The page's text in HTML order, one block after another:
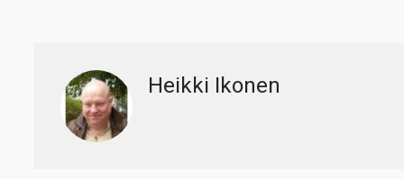
Heikki Ikonen